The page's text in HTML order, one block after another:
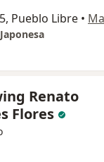
Pueblo Libre •
Renato
Flores